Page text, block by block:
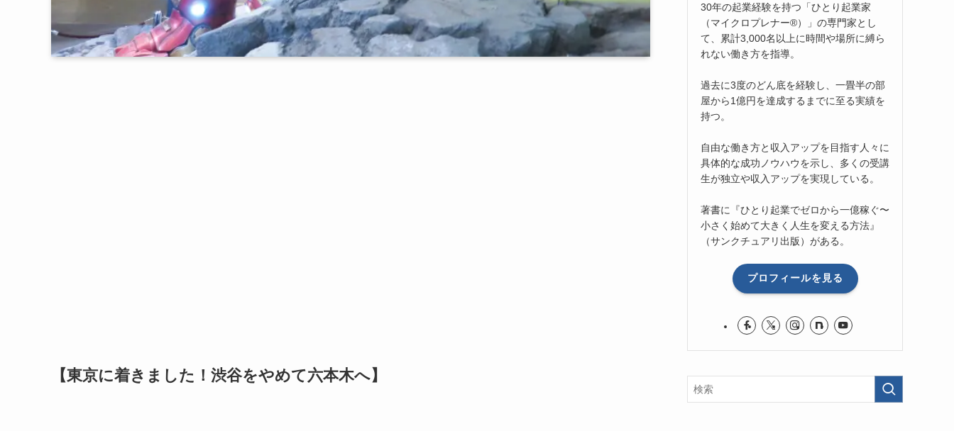
【東京に着きました！渋谷をやめて六本木へ】
30年の起業経験を持つ「ひとり起業家
（マイクロプレナー®）」の専門家とし
て、累計3,000名以上に時間や場所に縛ら
れない働き方を指導。
過去に3度のどん底を経験し、一畳半の部
屋から1億円を達成するまでに至る実績を
持つ。
自由な働き方と収入アップを目指す人々に
具体的な成功ノウハウを示し、多くの受講
生が独立や収入アップを実現している。
著書に『ひとり起業でゼロから一億稼ぐ〜
小さく始めて大きく人生を変える方法』
（サンクチュアリ出版）がある。
プロフィールを見る